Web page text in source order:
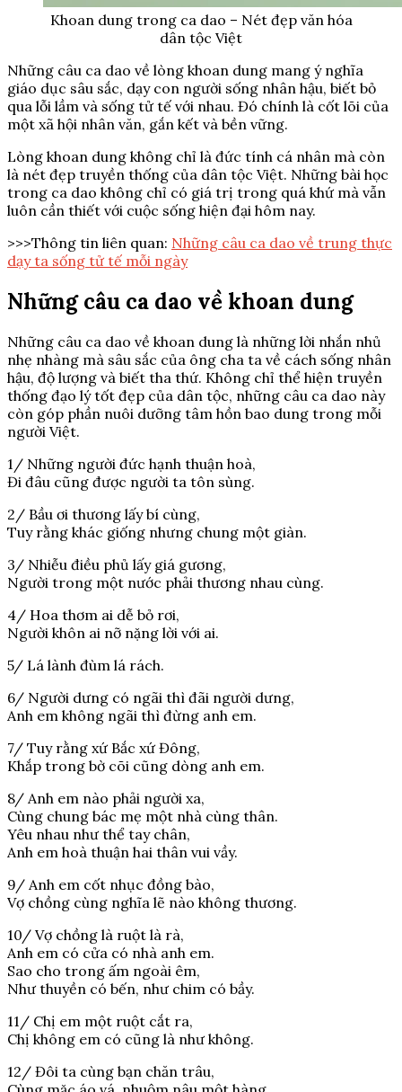
Khoan dung trong ca dao – Nét đẹp văn hóa
dân tộc Việt
Những câu ca dao về lòng khoan dung mang ý nghĩa
giáo dục sâu sắc, dạy con người sống nhân hậu, biết bỏ
qua lỗi lầm và sống tử tế với nhau. Đó chính là cốt lõi của
một xã hội nhân văn, gắn kết và bền vững.
Lòng khoan dung không chỉ là đức tính cá nhân mà còn
là nét đẹp truyền thống của dân tộc Việt. Những bài học
trong ca dao không chỉ có giá trị trong quá khứ mà vẫn
luôn cần thiết với cuộc sống hiện đại hôm nay.
>>>Thông tin liên quan: Những câu ca dao về trung thực
dạy ta sống tử tế mỗi ngày
Những câu ca dao về khoan dung
Những câu ca dao về khoan dung là những lời nhắn nhủ
nhẹ nhàng mà sâu sắc của ông cha ta về cách sống nhân
hậu, độ lượng và biết tha thứ. Không chỉ thể hiện truyền
thống đạo lý tốt đẹp của dân tộc, những câu ca dao này
còn góp phần nuôi dưỡng tâm hồn bao dung trong mỗi
người Việt.
1/ Những người đức hạnh thuận hoà,
Đi đâu cũng được người ta tôn sùng.
2/ Bầu ơi thương lấy bí cùng,
Tuy rằng khác giống nhưng chung một giàn.
3/ Nhiễu điều phủ lấy giá gương,
Người trong một nước phải thương nhau cùng.
4/ Hoa thơm ai dễ bỏ rơi,
Người khôn ai nỡ nặng lời với ai.
5/ Lá lành đùm lá rách.
6/ Người dưng có ngãi thì đãi người dưng,
Anh em không ngãi thì đừng anh em.
7/ Tuy rằng xứ Bắc xứ Đông,
Khắp trong bờ cõi cũng dòng anh em.
8/ Anh em nào phải người xa,
Cùng chung bác mẹ một nhà cùng thân.
Yêu nhau như thể tay chân,
Anh em hoà thuận hai thân vui vầy.
9/ Anh em cốt nhục đồng bào,
Vợ chồng cùng nghĩa lẽ nào không thương.
10/ Vợ chồng là ruột là rà,
Anh em có cửa có nhà anh em.
Sao cho trong ấm ngoài êm,
Như thuyền có bến, như chim có bầy.
11/ Chị em một ruột cắt ra,
Chị không em có cũng là như không.
12/ Đôi ta cùng bạn chăn trâu,